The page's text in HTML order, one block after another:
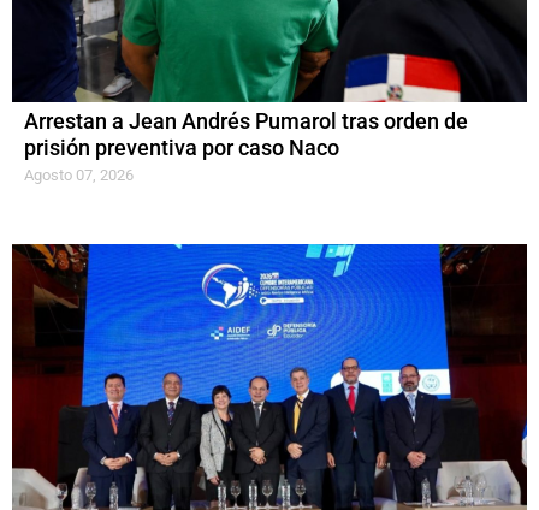
Arrestan a Jean Andrés Pumarol tras orden de
prisión preventiva por caso Naco
Agosto 07, 2026